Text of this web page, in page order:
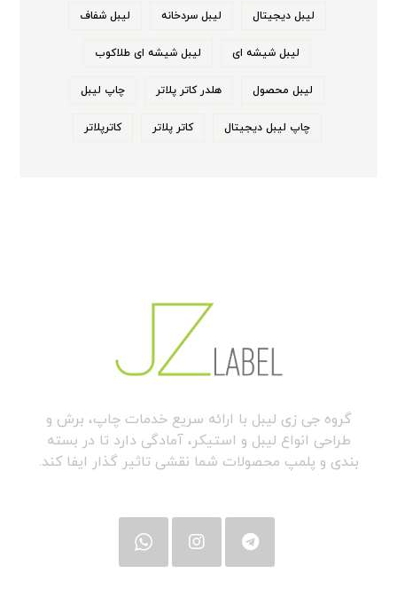
لیبل دیجیتال لیبل سردخانه لیبل شفاف
لیبل شیشه ای لیبل شیشه ای طلاکوب
لیبل محصول هلدر کاتر پلاتر چاپ لیبل
چاپ لیبل دیجیتال کاتر پلاتر کاترپلاتر
گروه جی زی لیبل با ارائه سریع خدمات چاپ، برش و
طراحی انواع لیبل و استیکر، آمادگی دارد تا در بسته
بندی و پلمپ محصولات شما نقشی تاثیر گذار ایفا کند.